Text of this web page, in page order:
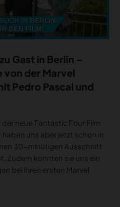
Gast in Berlin –
von der Marvel
Pedro Pascal und
neue Fantastic Four Film
haben uns aber jetzt schon in
30-minütigen Ausschnitt
Zudem konnten sie uns ein
bei ihren ersten Marvel